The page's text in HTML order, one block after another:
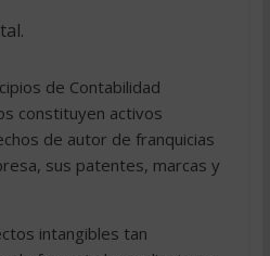
de Contabilidad
constituyen activos
de autor de franquicias
sus patentes, marcas y
intangibles tan